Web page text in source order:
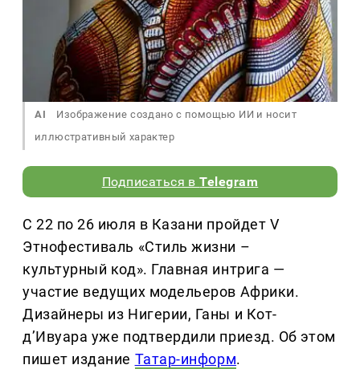
AI
Изображение создано с помощью ИИ и носит
иллюстративный характер
Подписаться вTelegram
С 22 по 26 июля в Казани пройдет V
Этнофестиваль «Стиль жизни –
культурный код». Главная интрига —
участие ведущих модельеров Африки.
Дизайнеры из Нигерии, Ганы и Кот-
д’Ивуара уже подтвердили приезд. Об этом
пишет издание Татар-информ.